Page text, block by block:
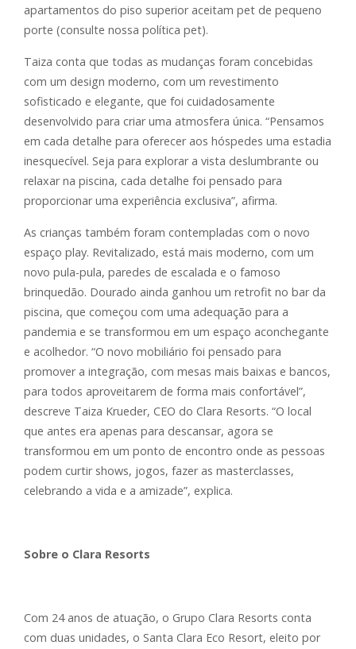
apartamentos do piso superior aceitam pet de pequeno
porte (consulte nossa política pet).
Taiza conta que todas as mudanças foram concebidas
com um design moderno, com um revestimento
sofisticado e elegante, que foi cuidadosamente
desenvolvido para criar uma atmosfera única. “Pensamos
em cada detalhe para oferecer aos hóspedes uma estadia
inesquecível. Seja para explorar a vista deslumbrante ou
relaxar na piscina, cada detalhe foi pensado para
proporcionar uma experiência exclusiva”, afirma.
As crianças também foram contempladas com o novo
espaço play. Revitalizado, está mais moderno, com um
novo pula-pula, paredes de escalada e o famoso
brinquedão. Dourado ainda ganhou um retrofit no bar da
piscina, que começou com uma adequação para a
pandemia e se transformou em um espaço aconchegante
e acolhedor. “O novo mobiliário foi pensado para
promover a integração, com mesas mais baixas e bancos,
para todos aproveitarem de forma mais confortável”,
descreve Taiza Krueder, CEO do Clara Resorts. “O local
que antes era apenas para descansar, agora se
transformou em um ponto de encontro onde as pessoas
podem curtir shows, jogos, fazer as masterclasses,
celebrando a vida e a amizade”, explica.
Sobre o Clara Resorts
Com 24 anos de atuação, o Grupo Clara Resorts conta
com duas unidades, o Santa Clara Eco Resort, eleito por